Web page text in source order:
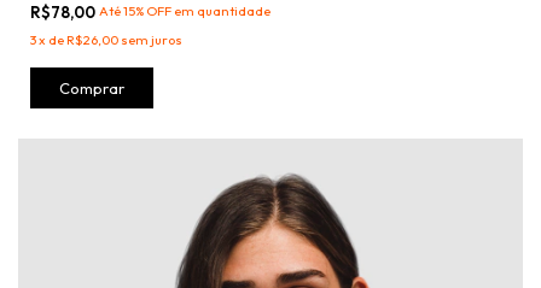
R$78,00 Até 15% OFF em quantidade
3x deR$26,00 sem juros
Comprar